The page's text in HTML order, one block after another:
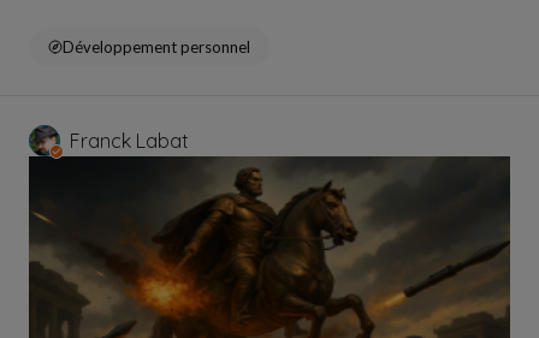
Développement personnel
Franck Labat